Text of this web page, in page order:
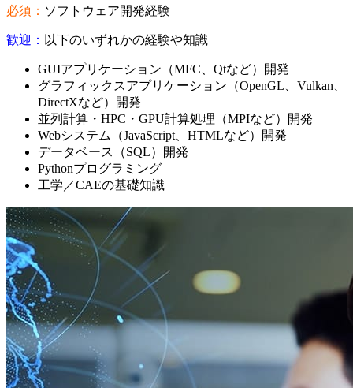
必須： ソフトウェア開発経験
歓迎： 以下のいずれかの経験や知識
GUIアプリケーション（MFC、Qtなど）開発
グラフィックスアプリケーション（OpenGL、Vulkan、
DirectXなど）開発
並列計算・HPC・GPU計算処理（MPIなど）開発
Webシステム（JavaScript、HTMLなど）開発
データベース（SQL）開発
Pythonプログラミング
工学／CAEの基礎知識